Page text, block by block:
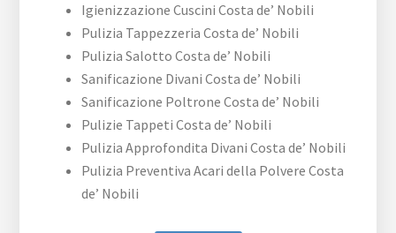
Igienizzazione Cuscini Costa de’ Nobili
Pulizia Tappezzeria Costa de’ Nobili
Pulizia Salotto Costa de’ Nobili
Sanificazione Divani Costa de’ Nobili
Sanificazione Poltrone Costa de’ Nobili
Pulizie Tappeti Costa de’ Nobili
Pulizia Approfondita Divani Costa de’ Nobili
Pulizia Preventiva Acari della Polvere Costa
de’ Nobili